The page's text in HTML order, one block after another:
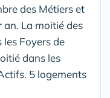
des Métiers et
La moitié des
Foyers de
dans les
5 logements